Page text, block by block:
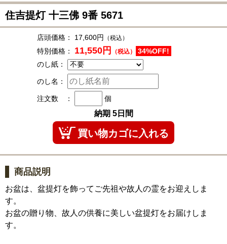
住吉提灯 十三佛 9番 5671
店頭価格： 17,600円 （税込）
特別価格： 11,550円 （税込）
34%OFF!
のし紙：
のし名：
注文数 ： 個
納期 5日間
商品説明
お盆は、盆提灯を飾ってご先祖や故人の霊をお迎えしま
す。
お盆の贈り物、故人の供養に美しい盆提灯をお届けしま
す。